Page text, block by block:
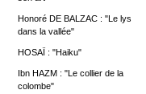
Honoré DE BALZAC : "Le lys
dans la vallée"
HOSAÏ : "Haiku"
Ibn HAZM : "Le collier de la
colombe"